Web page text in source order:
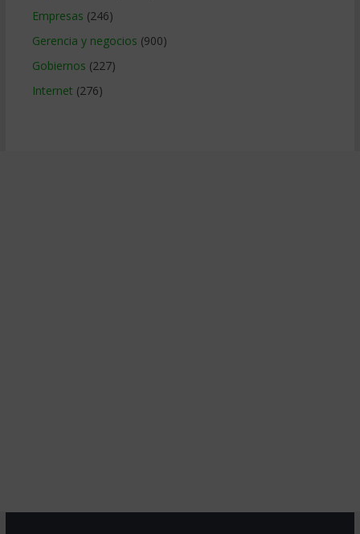
Empresas (246)
Gerencia y negocios (900)
Gobiernos (227)
Internet (276)